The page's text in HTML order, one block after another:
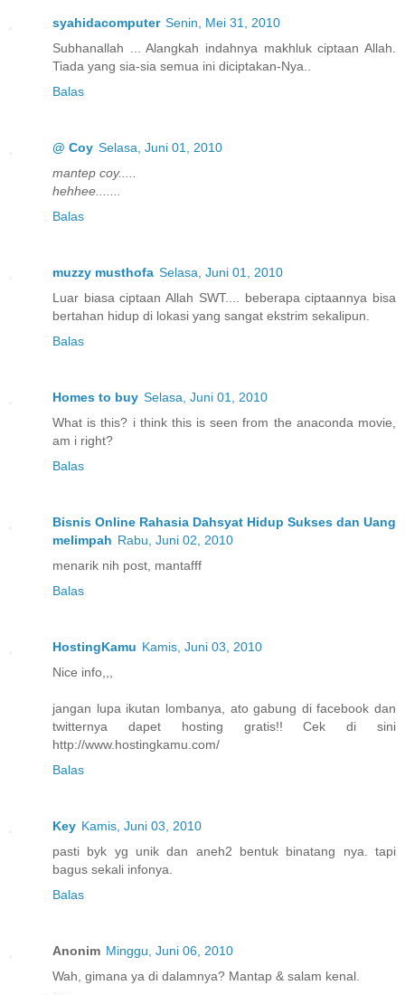
syahidacomputer Senin, Mei 31, 2010
Subhanallah ... Alangkah indahnya makhluk ciptaan Allah.
Tiada yang sia-sia semua ini diciptakan-Nya..
Balas
@ Coy Selasa, Juni 01, 2010
mantep coy.....
hehhee.......
Balas
muzzy musthofa Selasa, Juni 01, 2010
Luar biasa ciptaan Allah SWT.... beberapa ciptaannya bisa
bertahan hidup di lokasi yang sangat ekstrim sekalipun.
Balas
Homes to buy Selasa, Juni 01, 2010
What is this? i think this is seen from the anaconda movie,
am i right?
Balas
Bisnis Online Rahasia Dahsyat Hidup Sukses dan Uang
melimpah Rabu, Juni 02, 2010
menarik nih post, mantafff
Balas
HostingKamu Kamis, Juni 03, 2010
Nice info,,,
jangan lupa ikutan lombanya, ato gabung di facebook dan
twitternya dapet hosting gratis!! Cek di sini
http://www.hostingkamu.com/
Balas
Key Kamis, Juni 03, 2010
pasti byk yg unik dan aneh2 bentuk binatang nya. tapi
bagus sekali infonya.
Balas
Anonim Minggu, Juni 06, 2010
Wah, gimana ya di dalamnya? Mantap & salam kenal.